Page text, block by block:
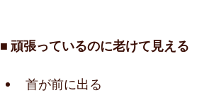
■ 頑張っているのに老けて見える
首が前に出る